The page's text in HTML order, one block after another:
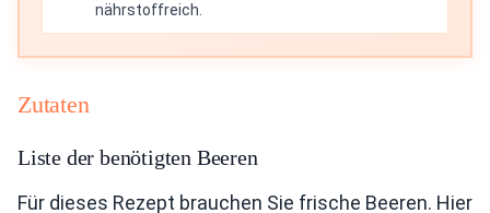
nährstoffreich.
Zutaten
Liste der benötigten Beeren
Für dieses Rezept brauchen Sie frische Beeren. Hier